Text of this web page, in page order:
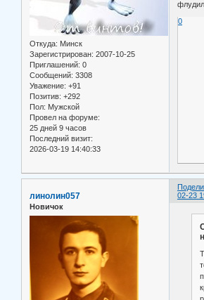
Откуда: Минск
Зарегистрирован: 2007-10-25
Приглашений: 0
Сообщений: 3308
Уважение: +91
Позитив: +292
Пол: Мужской
Провел на форуме:
25 дней 9 часов
Последний визит:
2026-03-19 14:40:33
0
02-23
линолин057
Новичок